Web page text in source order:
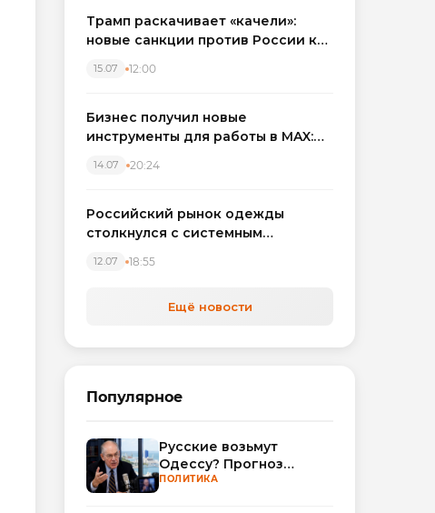
Трамп раскачивает «качели»:
новые санкции против России как
15.07 12:00
Бизнес получил новые
инструменты для работы в MAX:
автоматизируют обработку
14.07 20:24
Российский рынок одежды
столкнулся с системным
12.07 18:55
Ещё новости
Популярное
Русские возьмут
Одессу? Прогноз
Миршаймера
ПОЛИТИКА